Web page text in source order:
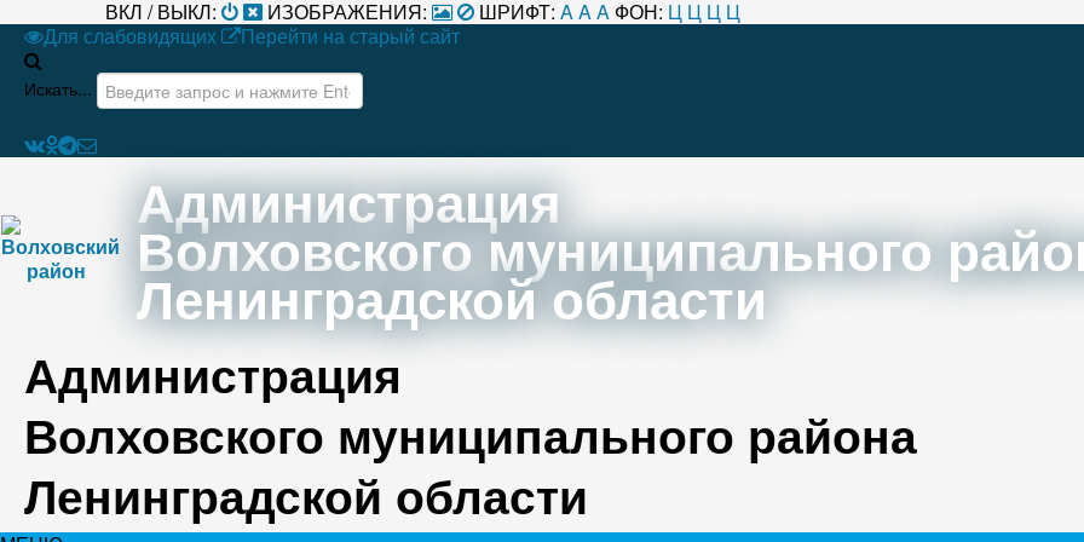
ВКЛ / ВЫКЛ: ИЗОБРАЖЕНИЯ: ШРИФТ: AAA ФОН: Ц Ц Ц Ц
Для слабовидящих
Перейти на старый сайт
Искать...
Администрация
Волховского муниципального
Ленинградской области
Администрация
Волховского муниципального района
Ленинградской области